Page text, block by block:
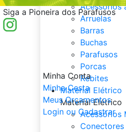
Acessórios
Arruelas
Barras
Buchas
Parafusos
Porcas
Rebites
Material Elétrico
Material Elétrico
Acessórios
Conectores
Siga a Pioneira dos Parafusos
Minha Conta
Minha Cesta
Meus Orçamentos
Login ou Cadastrar